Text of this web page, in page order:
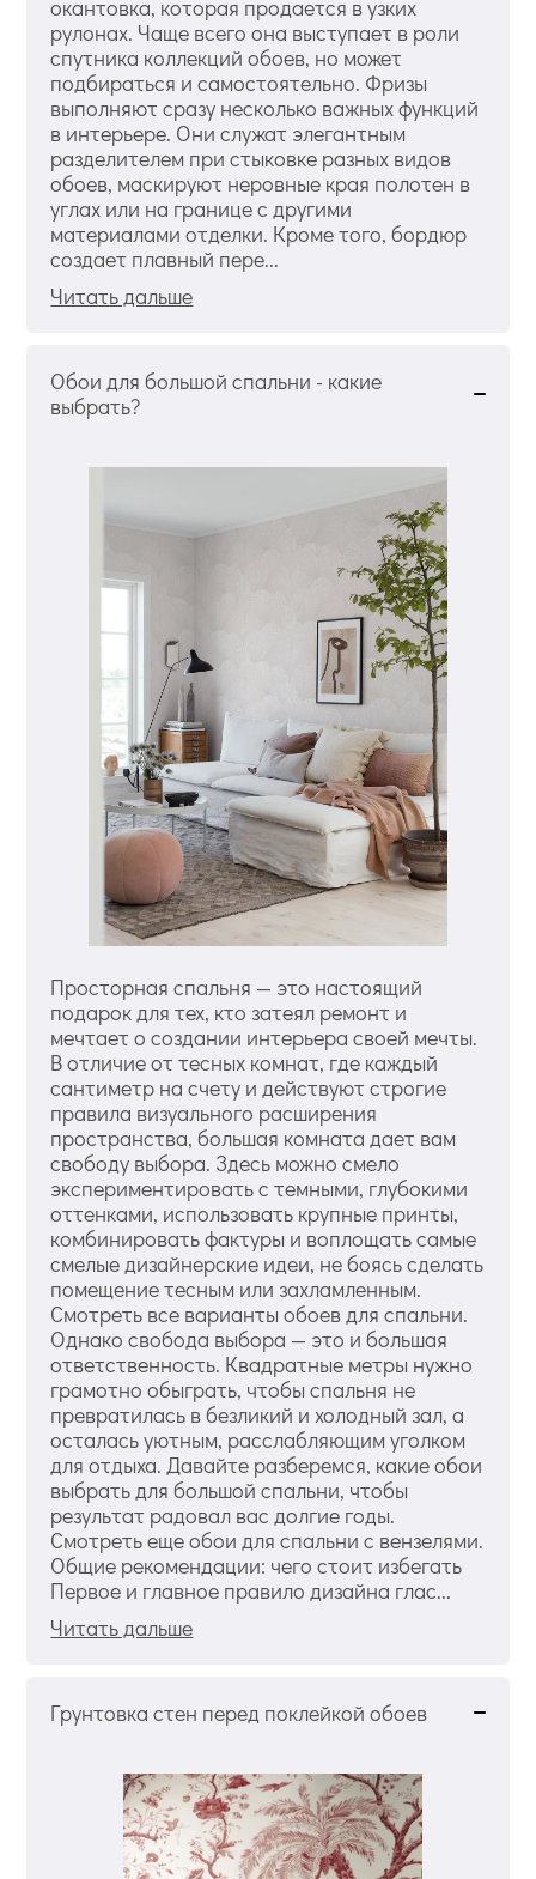
окантовка, которая продается в узких
рулонах. Чаще всего она выступает в роли
спутника коллекций обоев, но может
подбираться и самостоятельно. Фризы
выполняют сразу несколько важных функций
в интерьере. Они служат элегантным
разделителем при стыковке разных видов
обоев, маскируют неровные края полотен в
углах или на границе с другими
материалами отделки. Кроме того, бордюр
создает плавный пере...
Читать дальше
Обои для большой спальни - какие
выбрать?
Просторная спальня — это настоящий
подарок для тех, кто затеял ремонт и
мечтает о создании интерьера своей мечты.
В отличие от тесных комнат, где каждый
сантиметр на счету и действуют строгие
правила визуального расширения
пространства, большая комната дает вам
свободу выбора. Здесь можно смело
экспериментировать с темными, глубокими
оттенками, использовать крупные принты,
комбинировать фактуры и воплощать самые
смелые дизайнерские идеи, не боясь сделать
помещение тесным или захламленным.
Смотреть все варианты обоев для спальни.
Однако свобода выбора — это и большая
ответственность. Квадратные метры нужно
грамотно обыграть, чтобы спальня не
превратилась в безликий и холодный зал, а
осталась уютным, расслабляющим уголком
для отдыха. Давайте разберемся, какие обои
выбрать для большой спальни, чтобы
результат радовал вас долгие годы.
Смотреть еще обои для спальни с вензелями.
Общие рекомендации: чего стоит избегать
Первое и главное правило дизайна глас...
Читать дальше
Грунтовка стен перед поклейкой обоев